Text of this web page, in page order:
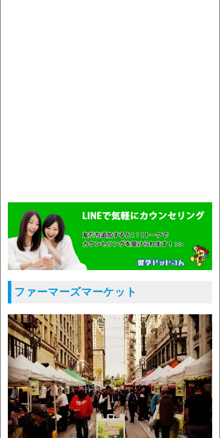
ファーマーズマーケット